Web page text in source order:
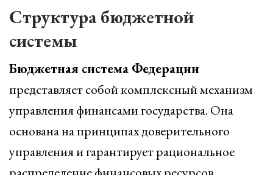
Структура бюджетной
системы
Бюджетная система Федерации
представляет собой комплексный механизм
управления финансами государства. Она
основана на принципах доверительного
управления и гарантирует рациональное